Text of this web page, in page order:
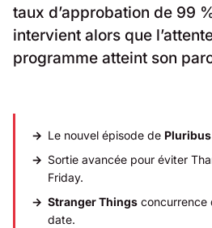
taux d’approbation de 99
intervient alors que
programme atteint son
Le nouvel épisode de Pluribus
Sortie avancée pour éviter
Friday.
Stranger Things concurrence
date.